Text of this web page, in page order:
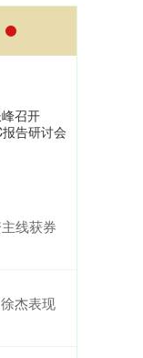
召开
告研讨会
线获券
杰表现